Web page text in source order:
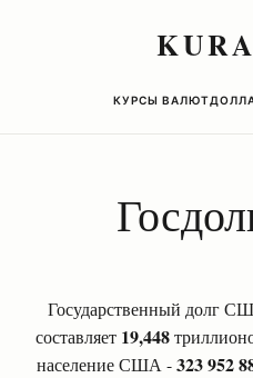
КУРСЫ ВАЛЮТ
Государственный долг
составляет 19,448
население США -323 952